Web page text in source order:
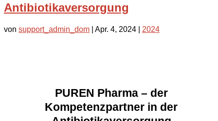
Antibiotikaversorgung
von support_admin_dom Apr. 4, 2024 2024
PUREN Pharma – der
Kompetenzpartner in der